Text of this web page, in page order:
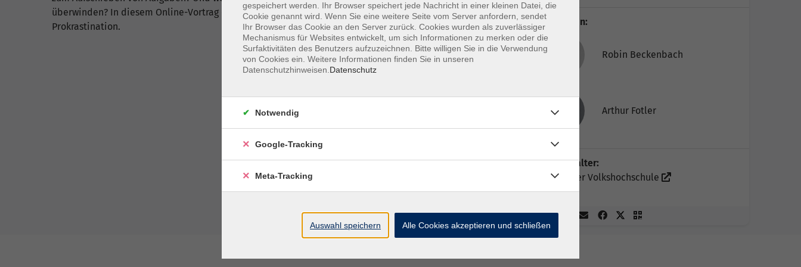
überwinden? In diesem Online-Vortrag erhalten Sie einen Überblick über das Phänomen der
Prokrastination.
Dozent*in:
Robin Beckenbach
Arthur Fotler
Veranstalter:
Münchner Volkshochschule
gespeichert werden. Ihr Browser speichert jede Nachricht in einer kleinen Datei, die
Cookie genannt wird. Wenn Sie eine weitere Seite vom Server anfordern, sendet
Ihr Browser das Cookie an den Server zurück. Cookies wurden als zuverlässiger
Mechanismus für Websites entwickelt, um sich Informationen zu merken oder die
Surfaktivitäten des Benutzers aufzuzeichnen. Bitte willigen Sie in die Verwendung
von Cookies ein. Weitere Informationen finden Sie in unseren
Datenschutzhinweisen. Datenschutz
Notwendig
Google-Tracking
Meta-Tracking
Auswahl speichern Alle Cookies akzeptieren und schließen